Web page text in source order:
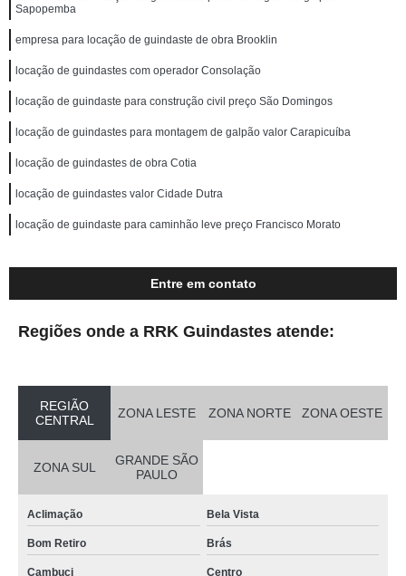
Sapopemba
empresa para locação de guindaste de obra Brooklin
locação de guindastes com operador Consolação
locação de guindaste para construção civil preço São Domingos
locação de guindastes para montagem de galpão valor Carapicuíba
locação de guindastes de obra Cotia
locação de guindastes valor Cidade Dutra
locação de guindaste para caminhão leve preço Francisco Morato
Entre em contato
Regiões onde a RRK Guindastes atende:
REGIÃO
CENTRAL
ZONA LESTE ZONA NORTE ZONA OESTE
ZONA SUL
GRANDE SÃO
PAULO
Aclimação Bela Vista
Bom Retiro Brás
Cambuci Centro